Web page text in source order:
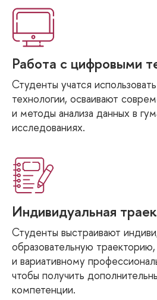
Работа с цифровыми
Студенты учатся
технологии, осваивают
и методы анализа данных в
исследованиях.
Индивидуальная
Студенты выстраивают
образовательную
и вариативному
чтобы получить
компетенции.